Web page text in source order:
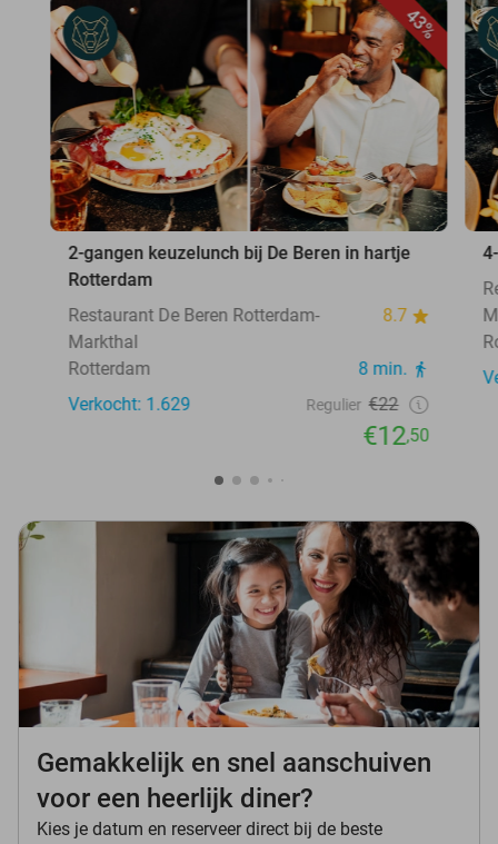
43%
2-gangen keuzelunch bij De Beren in hartje
Rotterdam
Restaurant De Beren Rotterdam-
Markthal
8.7
Rotterdam
8 min.
Verkocht: 1.629
Regulier €22
€12,50
Gemakkelijk en snel aanschuiven
voor een heerlijk diner?
Kies je datum en reserveer direct bij de beste